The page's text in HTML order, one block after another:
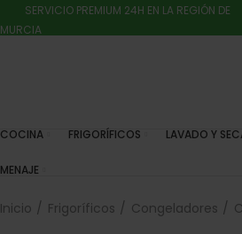
SERVICIO PREMIUM 24H EN LA REGIÓN DE
MURCIA
COCINA FRIGORÍFICOS LAVADO Y
MENAJE
Inicio Frigoríficos Congeladores